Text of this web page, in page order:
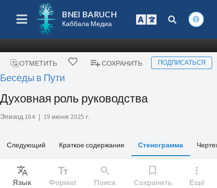
BNEI BARUCH
Каббала Медиа
ОТМЕТИТЬ СОХРАНИТЬ ПОДПИСАТЬСЯ
Беседы в Пути
Духовная роль руководства
Эпизод 164 | 19 июня 2025 г.
Следующий Краткое содержание Стенограмма
Translate
Язык
text_fields
Формат
search
Поиск
bookmark
Сохранить
more_vert
Ещё